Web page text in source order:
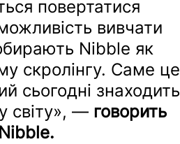
повертатися
вивчати
Nibble як
скролінгу. Саме
сьогодні знаходить
світу», — говорить